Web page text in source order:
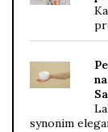
synonim